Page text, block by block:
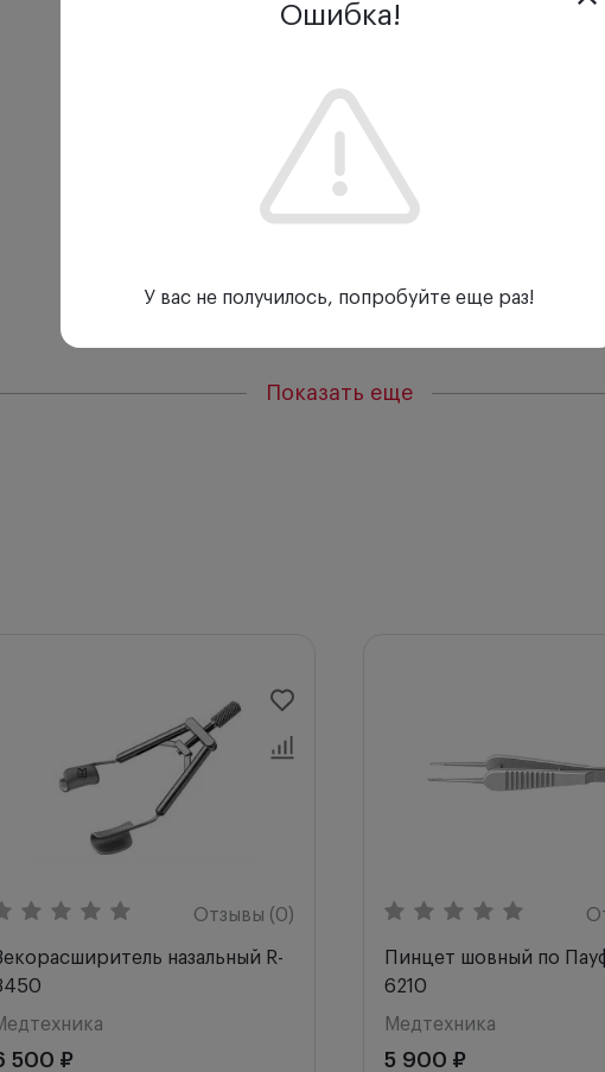
Показать еще
Отзывы (0)
назальный R-
500 ₽
Пинцет шовный по
6210
Медтехника
5 900 ₽
Ошибка!
У вас не получилось, попробуйте еще раз!